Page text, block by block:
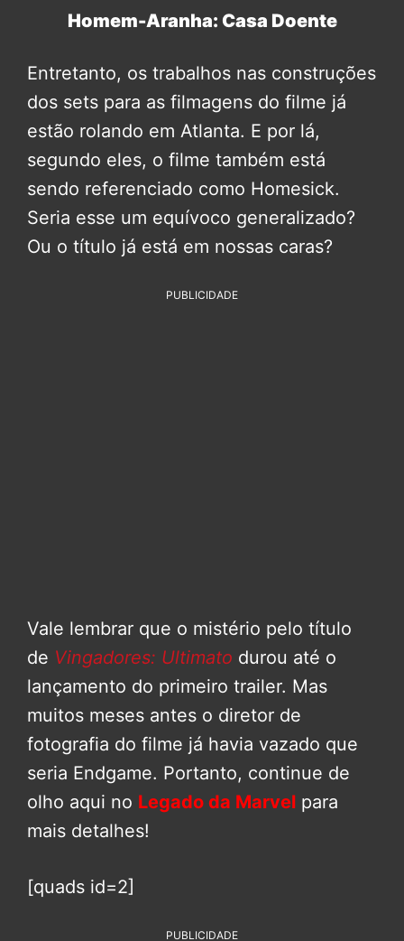
Homem-Aranha: Casa Doente
Entretanto, os trabalhos nas construções
dos sets para as filmagens do filme já
estão rolando em Atlanta. E por lá,
segundo eles, o filme também está
sendo referenciado como Homesick.
Seria esse um equívoco generalizado?
Ou o título já está em nossas caras?
PUBLICIDADE
Vale lembrar que o mistério pelo título
de Vingadores: Ultimato durou até o
lançamento do primeiro trailer. Mas
muitos meses antes o diretor de
fotografia do filme já havia vazado que
seria Endgame. Portanto, continue de
olho aqui no Legado da Marvel para
mais detalhes!
[quads id=2]
PUBLICIDADE